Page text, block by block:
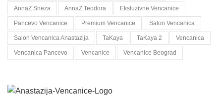
AnnaZ Sneza AnnaZ Teodora Eksluzivne Vencanice
Pancevo Vencanice Premium Vencanice Salon Vencanica
Salon Vencanica Anastazija TaKaya TaKaya 2 Vencanica
Vencanica Pancevo Vencanice Vencanice Beograd